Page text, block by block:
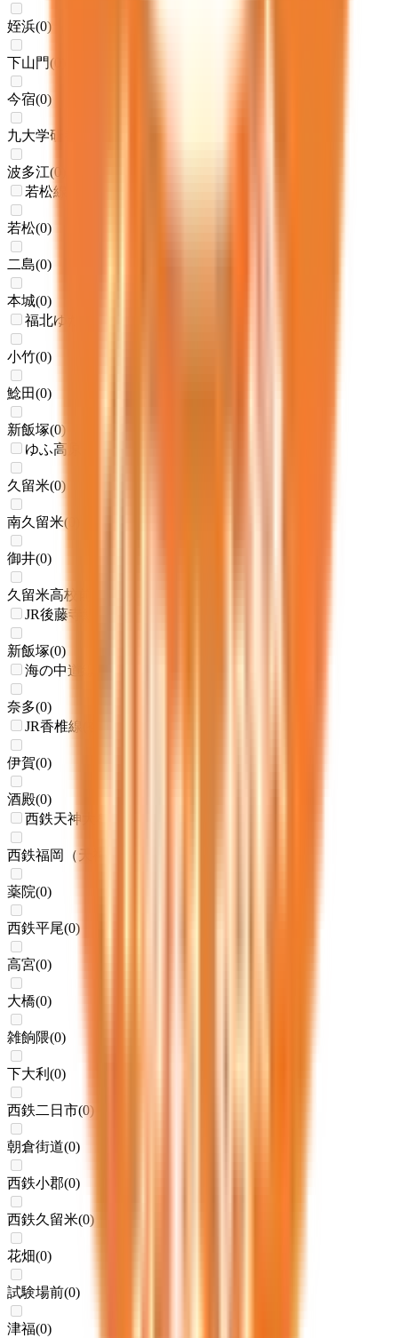
姪浜(0)
下山門(
今宿(0)
九大学研都市
波多江(0
若松線
若松(0)
二島(0)
本城(0)
福北ゆたか線(折尾～桂川)
小竹(0)
鯰田(0)
新飯塚(0)
ゆふ高原線
久留米(0)
南久留米(
御井(0)
久留米高校前
JR後藤寺線
新飯塚(0)
海の中道線
奈多(0)
JR香椎線(香椎～宇美)
伊賀(0)
酒殿(0)
西鉄天神大牟田線
西鉄福岡（天神）
薬院(0)
西鉄平尾(0)
高宮(0)
大橋(0)
雑餉隈(0)
下大利 (0)
西鉄二日市(0)
朝倉街道(0)
西鉄小郡(0)
西鉄久留米(0)
花畑(0)
試験場前(0)
津福(0)